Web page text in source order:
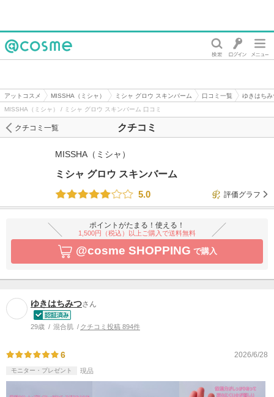
アットコスメ MISSHA（ミシャ） ミシャ グロウ スキンバーム 口コミ一覧
ゆきはち
MISSHA（ミシャ） / ミシャ グロウ スキンバーム 口コミ
クチコミ
クチコミ一覧
MISSHA（ミシャ）
ミシャ グロウ スキンバーム
5.0
評価グラフ
ポイントがたまる！使える！
1,500円（税込）以上ご購入で送料無料
@cosme SHOPPING で購入
ゆきはちみつさん
29歳 混合肌 クチコミ投稿 894件
6 2026/6/28
モニター・プレゼント 現品